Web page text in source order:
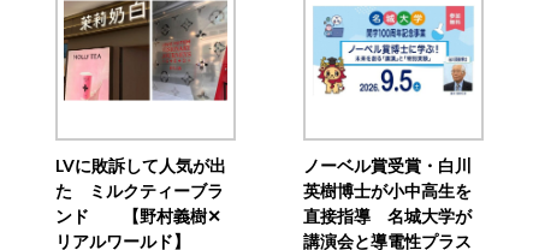
LVに敗訴して人気が出
た ミルクティーブラ
ンド 【野村義樹✕
リアルワールド】
ノーベル賞受賞・白川
英樹博士が小中高生を
直接指導 名城大学が
講演会と導電性プラス